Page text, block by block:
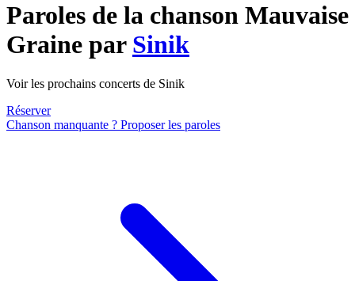
Paroles de la chanson Mauvaise
Graine par Sinik
Voir les prochains concerts de Sinik
Réserver
Chanson manquante ? Proposer les paroles